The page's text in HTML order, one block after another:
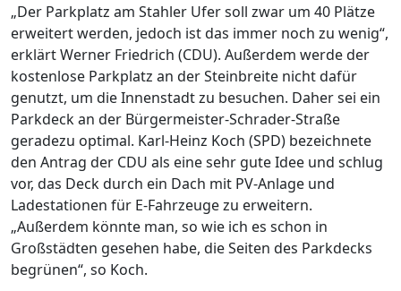
„Der Parkplatz am Stahler Ufer soll zwar um 40 Plätze
erweitert werden, jedoch ist das immer noch zu wenig“,
erklärt Werner Friedrich (CDU). Außerdem werde der
kostenlose Parkplatz an der Steinbreite nicht dafür
genutzt, um die Innenstadt zu besuchen. Daher sei ein
Parkdeck an der Bürgermeister-Schrader-Straße
geradezu optimal. Karl-Heinz Koch (SPD) bezeichnete
den Antrag der CDU als eine sehr gute Idee und schlug
vor, das Deck durch ein Dach mit PV-Anlage und
Ladestationen für E-Fahrzeuge zu erweitern.
„Außerdem könnte man, so wie ich es schon in
Großstädten gesehen habe, die Seiten des Parkdecks
begrünen“, so Koch.